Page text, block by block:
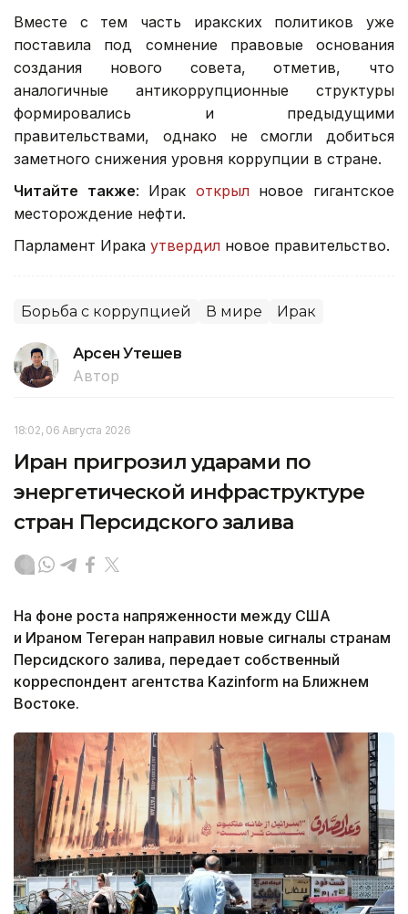
Вместе с тем часть иракских политиков уже
поставила под сомнение правовые основания
создания нового совета, отметив, что
аналогичные антикоррупционные структуры
формировались и предыдущими
правительствами, однако не смогли добиться
заметного снижения уровня коррупции в стране.
Читайте также: Ирак открылновое гигантское
месторождение нефти.
Парламент Ирака утвердил новое правительство.
Борьба с коррупцией В мире Ирак
Арсен Утешев
Автор
18:02, 06 Августа 2026
Иран пригрозил ударами по
энергетической инфраструктуре
стран Персидского залива
На фоне роста напряженности между США
и Ираном Тегеран направил новые сигналы странам
Персидского залива, передает собственный
корреспондент агентства Kazinform на Ближнем
Востоке.